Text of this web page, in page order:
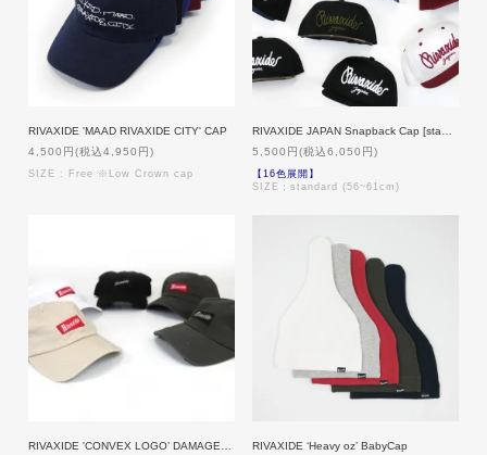
RIVAXIDE 'MAAD RIVAXIDE CITY' CAP
4,500円(税込4,950円)
SIZE : Free ※Low Crown cap
5,500円(税込6,050円)
【16色展開】
SIZE：standard (56~61cm)
RIVAXIDE ‘Heavy oz’ BabyCap